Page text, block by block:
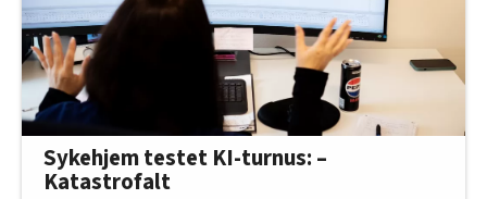
Sykehjem testet KI-turnus: –
Katastrofalt